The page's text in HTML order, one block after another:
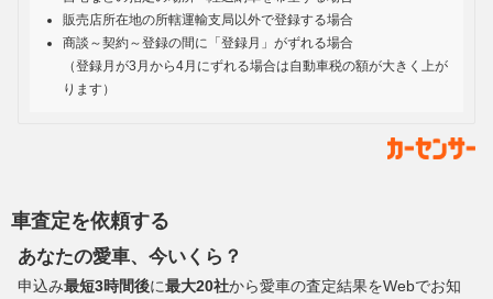
販売店所在地の所轄運輸支局以外で登録する場合
商談～契約～登録の間に「登録月」がずれる場合
（登録月が3月から4月にずれる場合は自動車税の額が大きく上が
ります）
車査定を依頼する
あなたの愛車、今いくら？
申込み最短3時間後に最大20社から愛車の査定結果をWebでお知